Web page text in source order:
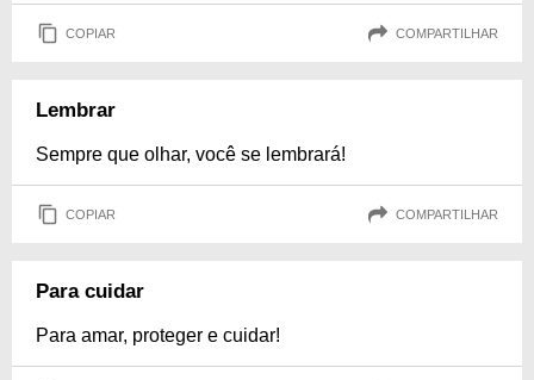
COPIAR COMPARTILHAR
Lembrar
Sempre que olhar, você se lembrará!
COPIAR COMPARTILHAR
Para cuidar
Para amar, proteger e cuidar!